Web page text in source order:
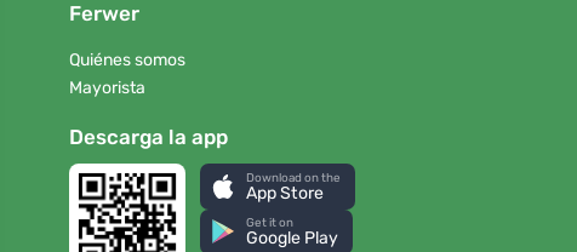
Ferwer
Quiénes somos
Mayorista
Descarga la app
Download on the
App Store
Get it on
Google Play